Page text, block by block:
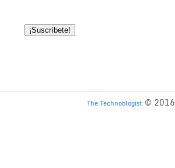
The Technoblogist © 2016